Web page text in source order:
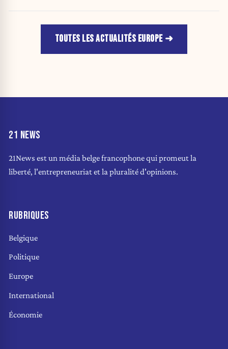
TOUTES LES ACTUALITÉS EUROPE
21 NEWS
21News est un média belge francophone qui promeut la
liberté, l'entrepreneuriat et la pluralité d'opinions.
RUBRIQUES
Belgique
Politique
Europe
International
Économie